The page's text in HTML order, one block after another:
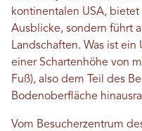
kontinentalen USA,
Ausblicke, sondern führt
Landschaften. Was ist
einer Schartenhöhe von
Fuß), also dem Teil des
Bodenoberfläche
Vom Besucherzentrum